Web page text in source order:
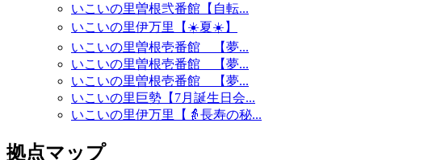
いこいの里曽根弐番館【自転...
いこいの里伊万里【☀️夏☀️】
いこいの里曽根壱番館 【夢...
いこいの里曽根壱番館 【夢...
いこいの里曽根壱番館 【夢...
いこいの里巨勢【7月誕生日会...
いこいの里伊万里【👵長寿の秘...
拠点マップ